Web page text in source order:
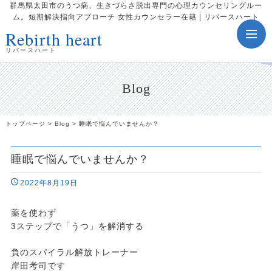
群馬県太田市のうつ病、生きづらさ脱出専門の心理カウンセリングルー
ム。短期解決指向アプローチ 女性カウンセラー在籍 | リバースハート
Rebirth heart
リバースハート
Blog
トップページ > Blog > 睡眠で悩んでいませんか？
睡眠で悩んでいませんか？
2022年8月19日
薬を使わず
3ステップで「うつ」を解消する
負のスパイラル解放トレーナー
岸田考司です
toggle